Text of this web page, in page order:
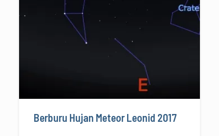
Berburu Hujan Meteor Leonid 2017